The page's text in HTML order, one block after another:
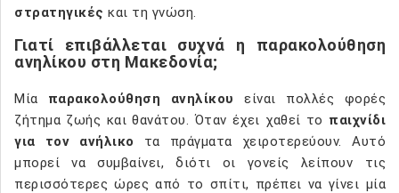
στρατηγικές και τη γνώση.
Γιατί επιβάλλεται συχνά η παρακολούθηση
ανηλίκου στη Μακεδονία;
Μία παρακολούθηση ανηλίκου
είναι πολλές φορές
ζήτημα ζωής και θανάτου. Όταν έχει χαθεί το παιχνίδι
για τον ανήλικο τα πράγματα χειροτερεύουν. Αυτό
μπορεί να συμβαίνει, διότι οι γονείς λείπουν τις
περισσότερες ώρες από το σπίτι, πρέπει να γίνει μία